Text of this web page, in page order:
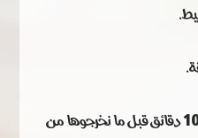
بعد ما تطيب نخلّيوها تبرد لمدة 10 دقائق قبل ما نخرجوها من